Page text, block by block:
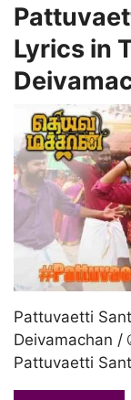
Lyrics in
Pattuvaetti
Deivamachan
Pattuvaetti